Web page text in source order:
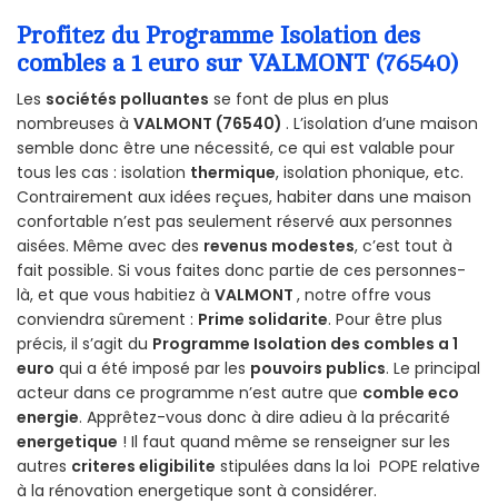
Profitez du Programme Isolation des
combles a 1 euro sur VALMONT (76540)
Les sociétés polluantes se font de plus en plus
nombreuses à VALMONT (76540) . L’isolation d’une maison
semble donc être une nécessité, ce qui est valable pour
tous les cas : isolation thermique, isolation phonique, etc.
Contrairement aux idées reçues, habiter dans une maison
confortable n’est pas seulement réservé aux personnes
aisées. Même avec des revenus modestes, c’est tout à
fait possible. Si vous faites donc partie de ces personnes-
là, et que vous habitiez à VALMONT , notre offre vous
conviendra sûrement : Prime solidarite. Pour être plus
précis, il s’agit du Programme Isolation des combles a 1
euro qui a été imposé par les pouvoirs publics. Le principal
acteur dans ce programme n’est autre que comble eco
energie. Apprêtez-vous donc à dire adieu à la précarité
energetique ! Il faut quand même se renseigner sur les
autres criteres eligibilite stipulées dans la loi POPE relative
à la rénovation energetique sont à considérer.